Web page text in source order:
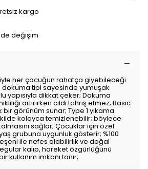
kargo
değişim
her çocuğun rahatça giyebileceği
dokuma tipi sayesinde yumuşak
yapısıyla dikkat çeker; Dokuma
artırırken cildi tahriş etmez; Basic
bir görünüm sunar; Type 1 yıkama
kolayca temizlenebilir; böylece
sağlar; Çocuklar için özel
grubuna uygunluk gösterir; %100
ile nefes alabilirlik ve doğal
kalıp, hareket özgürlüğünü
kullanım imkanı tanır;